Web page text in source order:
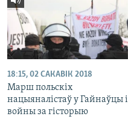
18:15, 02 САКАВІК 2018
Марш польскіх
нацыяналістаў у Гайнаўцы і
войны за гісторыю